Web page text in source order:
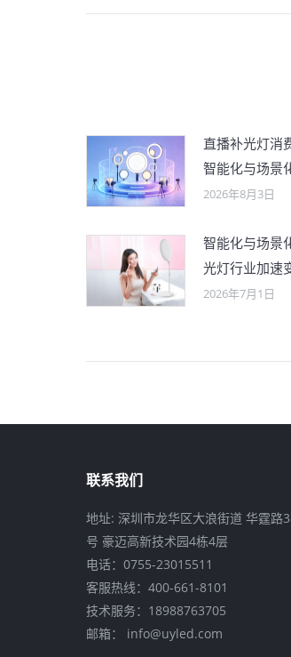
航的
直播补光灯消
智能化与场景
2026年8月3日
智能化与场景
光灯行业加速
2026年7月1日
联系我们
地址: 深圳市龙华区大浪街道 华霆路
号 豪迈高新技术园4栋4层
电话：0755-23015511
客服热线：400-661-8101
技术服务：18988763705
邮箱： info@uyled.com